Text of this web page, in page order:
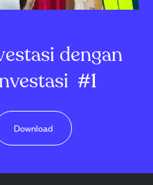
dengan
#1
Download